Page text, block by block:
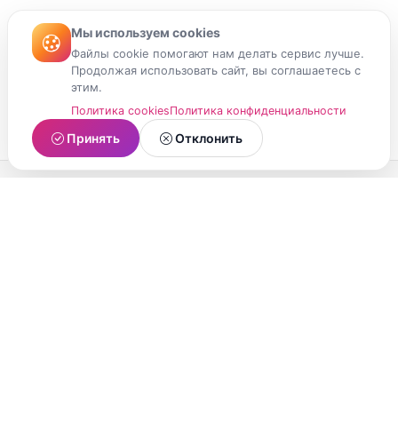
Мы используем cookies
Файлы cookie помогают нам делать сервис лучше.
Продолжая использовать сайт, вы соглашаетесь с
этим.
Политика cookiesПолитика конфиденциальности
Принять Отклонить